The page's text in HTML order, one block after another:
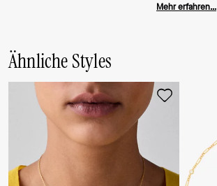
Mehr erfahren…
Ähnliche Styles